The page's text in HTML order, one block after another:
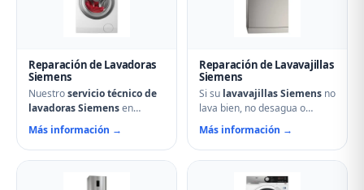
Reparación de Lavadoras
Siemens
Nuestroservicio técnico de
lavadoras Siemensen
Astudillo soluciona cualquier
avería: problemas de
centrifugado, fugas de agua,
arranque o problemas de
Más información →
Reparación de Lavavajillas
Siemens
Si su lavavajillas Siemens no
lava bien, no desagua o
muestra errores en el display,
nuestro servicio técnico en
Astudillo puede ayudarle.
obstruidos, bombas de
Más información →